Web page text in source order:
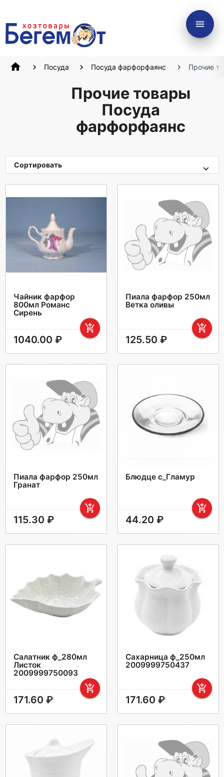
menu
home Посуда Посуда фарфорфаянс Прочие
Прочие товары
Посуда
фарфорфаянс
Сортировать
Чайник фарфор
800мл Романс
Сирень
add_shopping_cart
1040.00 ₽
Пиала фарфор 250мл
Ветка оливы
add_shopping_cart
125.50 ₽
Пиала фарфор 250мл
Гранат
add_shopping_cart
115.30 ₽
Блюдце с_Гламур
add_shopping_cart
44.20 ₽
Салатник ф_280мл
Листок
2009999750093
add_shopping_cart
171.60 ₽
Сахарница ф_250мл
2009999750437
add_shopping_cart
171.60 ₽